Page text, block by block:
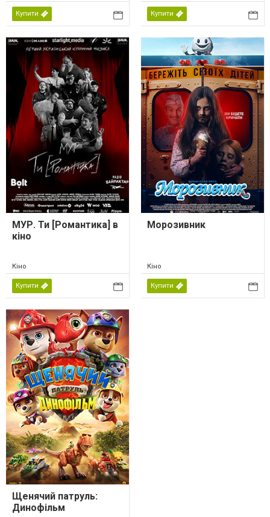
Купити Купити
МУР. Ти [Романтика] в
кіно
Кіно
Купити
Морозивник
Кіно
Купити
Щенячий патруль:
Динофільм